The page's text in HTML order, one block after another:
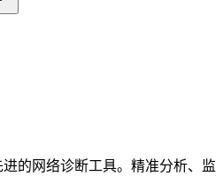
的网络诊断工具。精准分析、监